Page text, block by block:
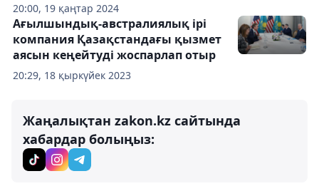
20:00, 19 қаңтар 2024
20:29, 18 қыркүйек 2023
Ағылшындық-австралиялық ірі
компания Қазақстандағы қызмет
аясын кеңейтуді жоспарлап отыр
Жаңалықтан zakon.kz сайтында
хабардар болыңыз: